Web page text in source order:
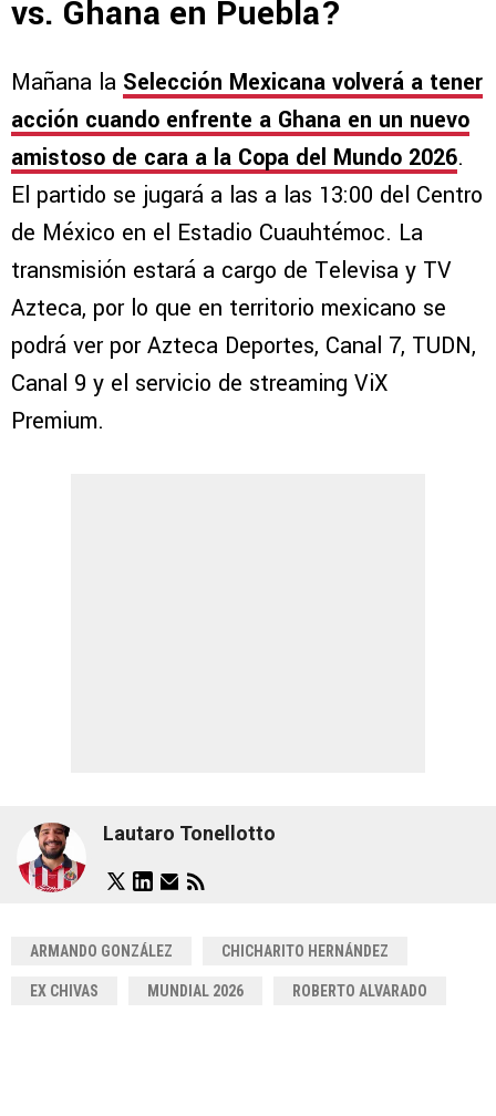
vs. Ghana en Puebla?
Mañana la Selección Mexicana volverá a tener
acción cuando enfrente a Ghana en un nuevo
amistoso de cara a la Copa del Mundo 2026.
El partido se jugará a las a las 13:00 del Centro
de México en el Estadio Cuauhtémoc. La
transmisión estará a cargo de Televisa y TV
Azteca, por lo que en territorio mexicano se
podrá ver por Azteca Deportes, Canal 7, TUDN,
Canal 9 y el servicio de streaming ViX
Premium.
Lautaro Tonellotto
ARMANDO GONZÁLEZ CHICHARITO HERNÁNDEZ
EX CHIVAS MUNDIAL 2026 ROBERTO ALVARADO